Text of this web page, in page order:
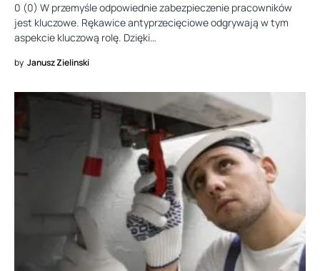
0 (0) W przemyśle odpowiednie zabezpieczenie pracowników
jest kluczowe. Rękawice antyprzecięciowe odgrywają w tym
aspekcie kluczową rolę. Dzięki…
by Janusz Zielinski